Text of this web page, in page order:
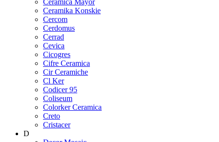
Ceramika Konskie
Cercom
Cerdomus
Cerrad
Cevica
Cicogres
Cifre Ceramica
Cir Ceramiche
Cl Ker
Codicer 95
Coliseum
Colorker Ceramica
Creto
Cristacer
D